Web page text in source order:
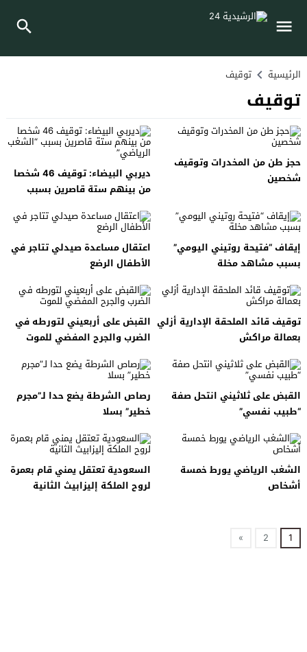
الرئيسية توقيف
توقيف
حجز طن من المخدرات وتوقيف
شخصين
ديربي البيضاء: توقيف 46 شخصا
من بينهم ستة قاصرين بسبب
إيقاف “فتيحة روتيني اليومي”
بسبب مشاهد مخلة
اعتقال مساعدة صيدلي تتاجر في
الأطفال الرضع
توقيف قائد الملحقة الإدارية أزلي
بعمالة مراكش
القبض على أربعيني لتورطه في
الضرب والجرح المفضي للموت
القبض على ثلاثيني انتحل صفة
“طبيب نفسي”
رصاص الشرطة يضع حدا لـ”مجرم
خطير” بسلا
الشغب الرياضي يورط خمسة
أشخاص
السعودية تعتقل يمني قام بعمرة
لروح الملكة إليزابيث الثانية
1
2
»